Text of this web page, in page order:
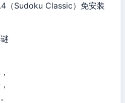
（Sudoku Classic）免安装